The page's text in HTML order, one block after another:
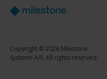
Copyright © 2026 Milestone
Systems A/S. All rights reserved.